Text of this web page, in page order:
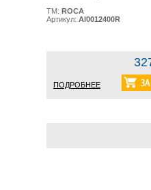
ТМ: ROCA
Артикул: AI0012400R
ПОДРОБНЕЕ